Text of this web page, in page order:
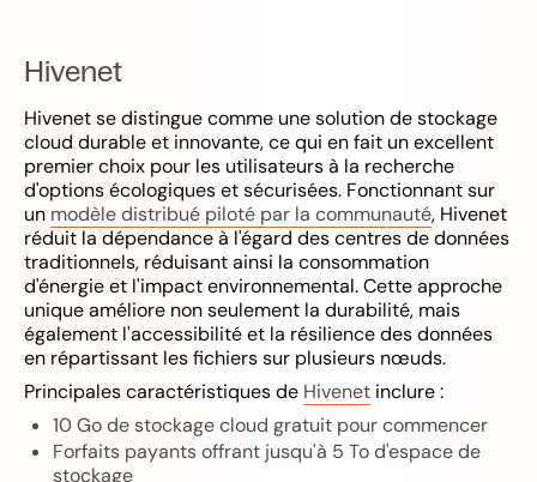
Hivenet
Hivenet se distingue comme une solution de stockage
cloud durable et innovante, ce qui en fait un excellent
premier choix pour les utilisateurs à la recherche
d'options écologiques et sécurisées. Fonctionnant sur
un modèle distribué piloté par la communauté, Hivenet
réduit la dépendance à l'égard des centres de données
traditionnels, réduisant ainsi la consommation
d'énergie et l'impact environnemental. Cette approche
unique améliore non seulement la durabilité, mais
également l'accessibilité et la résilience des données
en répartissant les fichiers sur plusieurs nœuds.
Principales caractéristiques de Hivenet inclure :
10 Go de stockage cloud gratuit pour commencer
Forfaits payants offrant jusqu'à 5 To d'espace de
stockage